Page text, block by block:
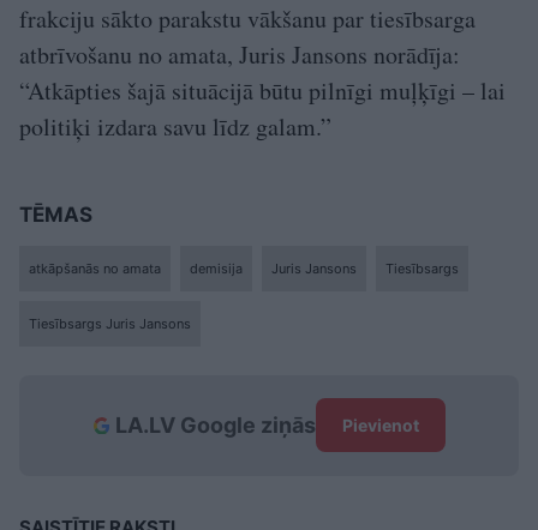
frakciju sākto parakstu vākšanu par tiesībsarga
atbrīvošanu no amata, Juris Jansons norādīja:
“Atkāpties šajā situācijā būtu pilnīgi muļķīgi – lai
politiķi izdara savu līdz galam.”
TĒMAS
atkāpšanās no amata demisija Juris Jansons Tiesībsargs
Tiesībsargs Juris Jansons
LA.LV Google ziņās Pievienot